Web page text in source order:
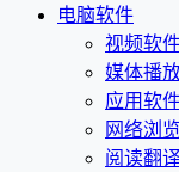
电脑软件
视频软
媒体播
应用软
网络浏览
阅读翻